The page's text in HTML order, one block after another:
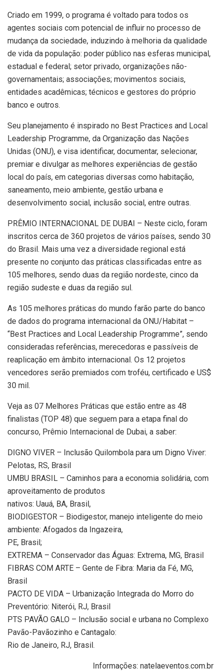
Criado em 1999, o programa é voltado para todos os
agentes sociais com potencial de influir no processo de
mudança da sociedade, induzindo à melhoria da qualidade
de vida da população: poder público nas esferas municipal,
estadual e federal; setor privado, organizações não-
governamentais; associações; movimentos sociais,
entidades acadêmicas; técnicos e gestores do próprio
banco e outros.
Seu planejamento é inspirado no Best Practices and Local
Leadership Programme, da Organização das Nações
Unidas (ONU), e visa identificar, documentar, selecionar,
premiar e divulgar as melhores experiências de gestão
local do país, em categorias diversas como habitação,
saneamento, meio ambiente, gestão urbana e
desenvolvimento social, inclusão social, entre outras.
PRÊMIO INTERNACIONAL DE DUBAI – Neste ciclo, foram
inscritos cerca de 360 projetos de vários países, sendo 30
do Brasil. Mais uma vez a diversidade regional está
presente no conjunto das práticas classificadas entre as
105 melhores, sendo duas da região nordeste, cinco da
região sudeste e duas da região sul.
As 105 melhores práticas do mundo farão parte do banco
de dados do programa internacional da ONU/Habitat –
“Best Practices and Local Leadership Programme”, sendo
consideradas referências, merecedoras e passíveis de
reaplicação em âmbito internacional. Os 12 projetos
vencedores serão premiados com troféu, certificado e US$
30 mil.
Veja as 07 Melhores Práticas que estão entre as 48
finalistas (TOP 48) que seguem para a etapa final do
concurso, Prêmio Internacional de Dubai, a saber:
DIGNO VIVER – Inclusão Quilombola para um Digno Viver:
Pelotas, RS, Brasil
UMBU BRASIL – Caminhos para a economia solidária, com
aproveitamento de produtos
nativos: Uauá, BA, Brasil,
BIODIGESTOR – Biodigestor, manejo inteligente do meio
ambiente: Afogados da Ingazeira,
PE, Brasil;
EXTREMA – Conservador das Águas: Extrema, MG, Brasil
FIBRAS COM ARTE – Gente de Fibra: Maria da Fé, MG,
Brasil
PACTO DE VIDA – Urbanização Integrada do Morro do
Preventório: Niterói, RJ, Brasil
PTS PAVÃO GALO – Inclusão social e urbana no Complexo
Pavão-Pavãozinho e Cantagalo:
Rio de Janeiro, RJ, Brasil.
Informações: natelaeventos.com.br